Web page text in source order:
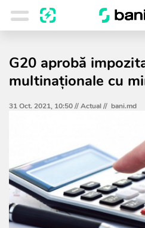
G20 aprobă
multinaţionale cu
31 Oct. 2021, 10:50 //Actual// bani.md